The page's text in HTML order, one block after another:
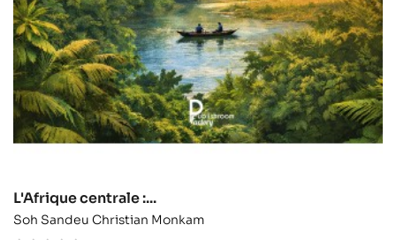
L'Afrique centrale :...
Soh Sandeu Christian Monkam